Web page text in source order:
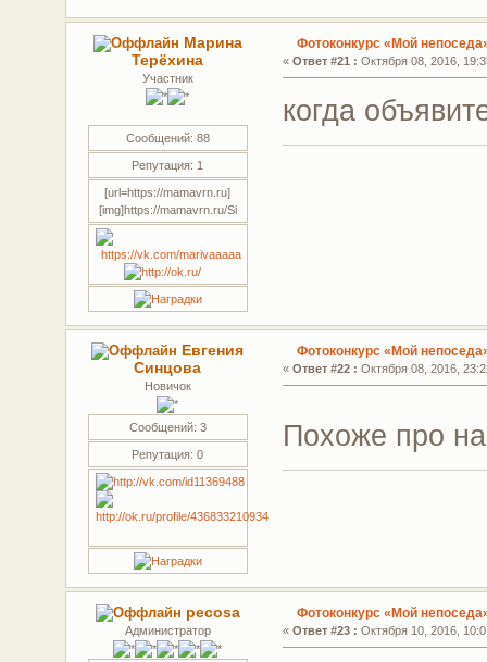
Марина
Терёхина
Участник
Сообщений: 88
Репутация: 1
[url=https://mamavrn.ru]
[img]https://mamavrn.ru/Si
Фотоконкурс «Мой
«Ответ #21 : Октября 08, 2016,
когда
Евгения
Синцова
Новичок
Сообщений: 3
Репутация: 0
Фотоконкурс «Мой
«Ответ #22 : Октября 08, 2016,
Похоже про
pecosa
Администратор
Фотоконкурс «Мой
«Ответ #23 : Октября 10, 2016,